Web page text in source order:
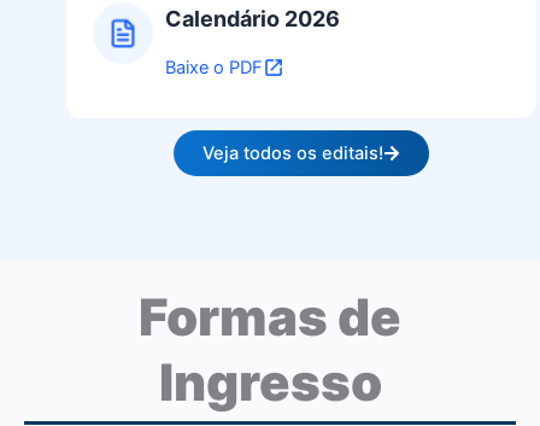
Calendário 2026
Baixe o PDF
Veja todos os editais!
Formas de
Ingresso